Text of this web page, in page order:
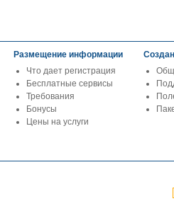
Размещение информации
Что дает регистрация
Бесплатные сервисы
Требования
Бонусы
Цены на услуги